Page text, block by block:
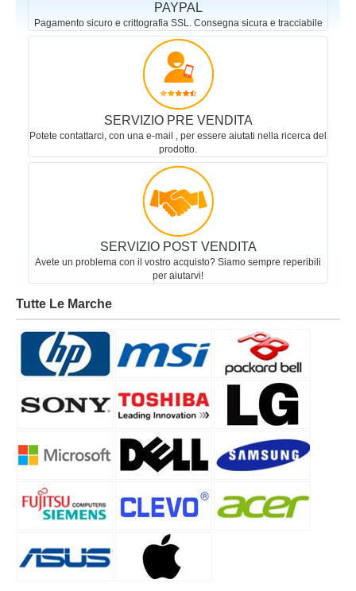
PAYPAL
Pagamento sicuro e crittografia SSL. Consegna sicura e tracciabile
SERVIZIO PRE VENDITA
Potete contattarci, con una e-mail , per essere aiutati nella ricerca del
prodotto.
SERVIZIO POST VENDITA
Avete un problema con il vostro acquisto? Siamo sempre reperibili
per aiutarvi!
Tutte Le Marche